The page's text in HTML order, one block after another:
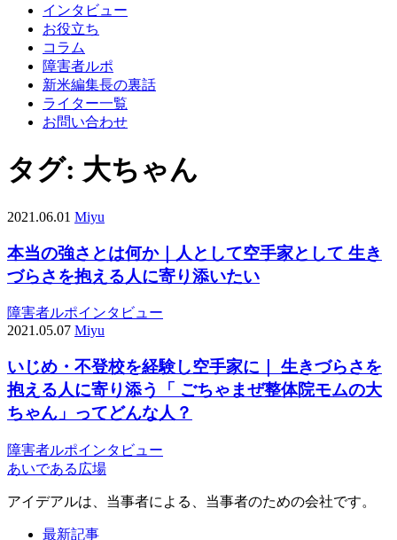
インタビュー
お役立ち
コラム
障害者ルポ
新米編集長の裏話
ライター一覧
お問い合わせ
タグ: 大ちゃん
2021.06.01 Miyu
本当の強さとは何か｜人として空手家として 生き
づらさを抱える人に寄り添いたい
障害者ルポインタビュー
2021.05.07 Miyu
いじめ・不登校を経験し空手家に｜ 生きづらさを
抱える人に寄り添う「 ごちゃまぜ整体院モムの大
ちゃん」ってどんな人？
障害者ルポインタビュー
あいである広場
アイデアルは、当事者による、当事者のための会社です。
最新記事